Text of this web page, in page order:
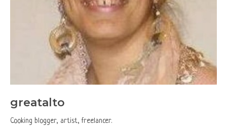
greatalto
Cooking blogger, artist, freelancer.